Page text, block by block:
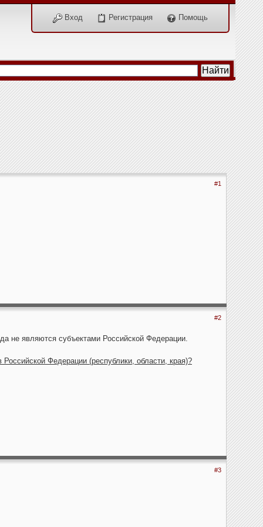
Вход Регистрация Помощь
#1
#2
не являются субъектами Российской Федерации.
Российской Федерации (республики, области, края)?
#3